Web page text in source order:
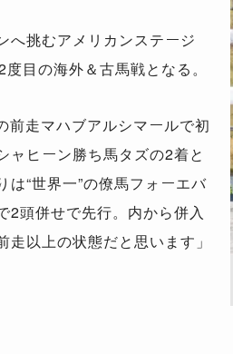
挑むアメリカンステージ
目の海外＆古馬戦となる。
走マハブアルシマールで初
ャヒーン勝ち馬タズの2着と
“世界一”の僚馬フォーエバ
2頭併せで先行。内から併入
以上の状態だと思います」